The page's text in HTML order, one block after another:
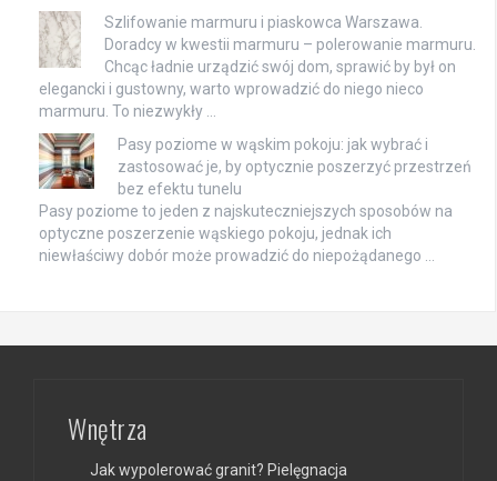
Szlifowanie marmuru i piaskowca Warszawa.
Doradcy w kwestii marmuru – polerowanie marmuru.
Chcąc ładnie urządzić swój dom, sprawić by był on
elegancki i gustowny, warto wprowadzić do niego nieco
marmuru. To niezwykły …
Pasy poziome w wąskim pokoju: jak wybrać i
zastosować je, by optycznie poszerzyć przestrzeń
bez efektu tunelu
Pasy poziome to jeden z najskuteczniejszych sposobów na
optyczne poszerzenie wąskiego pokoju, jednak ich
niewłaściwy dobór może prowadzić do niepożądanego …
Wnętrza
Jak wypolerować granit? Pielęgnacja